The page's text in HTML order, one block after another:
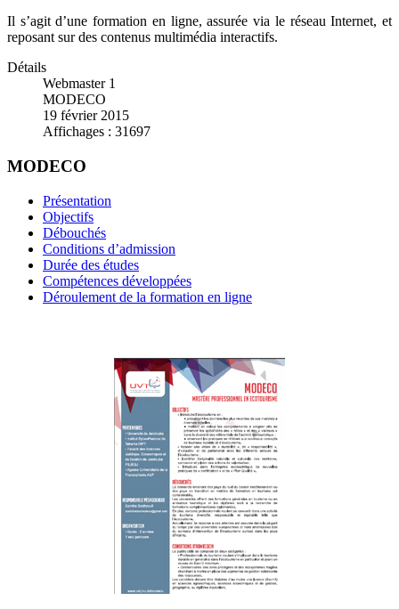
Il s’agit d’une formation en ligne, assurée via le réseau Internet, et
reposant sur des contenus multimédia interactifs.
Détails
Webmaster 1
MODECO
19 février 2015
Affichages : 31697
MODECO
Présentation
Objectifs
Débouchés
Conditions d’admission
Durée des études
Compétences développées
Déroulement de la formation en ligne